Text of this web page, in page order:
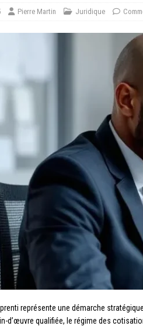
Pierre Martin Juridique
représente une démarche
d’œuvre qualifiée, le régime des